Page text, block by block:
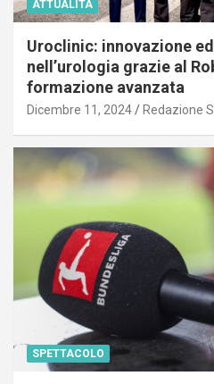
ATTUALITÀ
Uroclinic: innovazione
nell’urologia grazie al
formazione avanzata
Dicembre 11, 2024 Redazione
SPETTACOLO